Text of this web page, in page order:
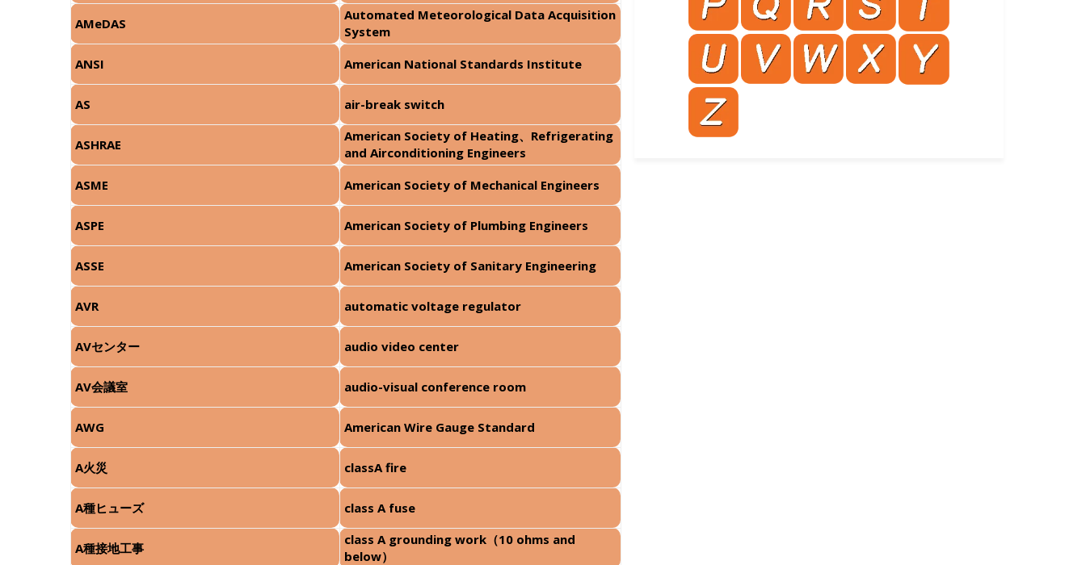
AMeDAS
Automated Meteorological Data Acquisition
System
ANSI
American National Standards Institute
AS air-break switch
ASHRAE
American Society of Heating、Refrigerating
and Airconditioning Engineers
ASME
American Society of Mechanical Engineers
ASPE American Society of Plumbing Engineers
ASSE American Society of Sanitary Engineering
AVR automatic voltage regulator
AVセンター audio video center
AV会議室 audio-visual conference room
AWG American Wire Gauge Standard
A火災 classA fire
A種ヒューズ class A fuse
A種接地工事
class A grounding work（10 ohms and
below）